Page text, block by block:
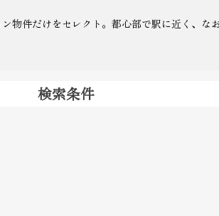
物件だけをセレクト。都心部で駅に近く、
検索条件